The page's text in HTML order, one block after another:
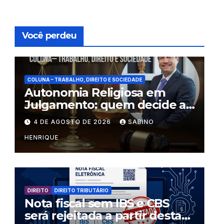
Você perdeu
COLUNA – TRABALHO, DIREITO E SOCIEDADE
Autonomia Religiosa em
Julgamento: quem decide as
regras dentro dos templos?
4 DE AGOSTO DE 2026 SABINO
HENRIQUE
DIREITO DIREITO TRIBUTÁRIO
Nota fiscal sem IBS e CBS
será rejeitada a partir desta